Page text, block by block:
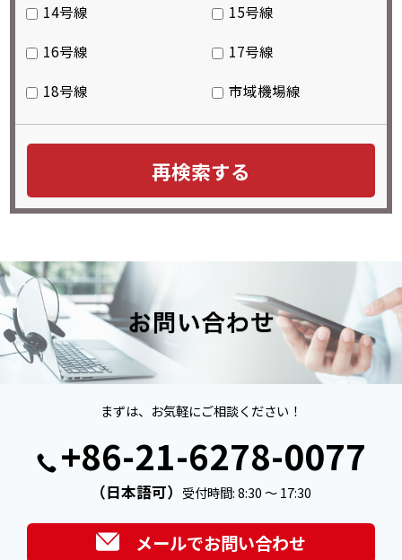
14号線
15号線
16号線
17号線
18号線
市域機場線
まずは、お気軽にご相談ください！
+86-21-6278-0077
（日本語可） 受付時間: 8:30 ～ 17:30
メールでお問い合わせ